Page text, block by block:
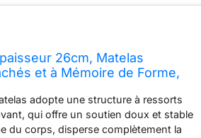
26cm, Matelas
et à Mémoire de Forme,
adopte une structure à ressorts
qui offre un soutien doux et stable
du corps, disperse complètement la